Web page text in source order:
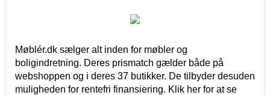
Møblér.dk sælger alt inden for møbler og
boligindretning. Deres prismatch gælder både på
webshoppen og i deres 37 butikker. De tilbyder desuden
muligheden for rentefri finansiering. Klik her for at se